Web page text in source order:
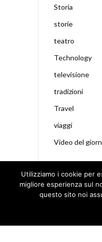
Storia
storie
teatro
Technology
televisione
tradizioni
Travel
viaggi
Video del
Utilizziamo i cookie per
migliore esperienza sul
questo sito noi